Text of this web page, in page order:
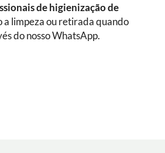
de higienização de
a limpeza ou retirada quando
do nosso WhatsApp.